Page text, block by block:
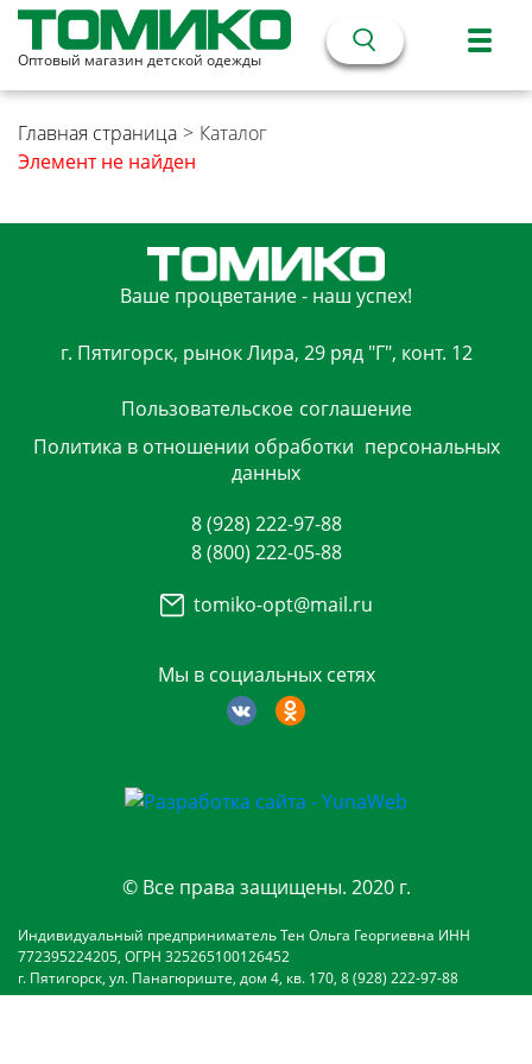
Оптовый магазин детской одежды
Главная страница > Каталог
Элемент не найден
Ваше процветание - наш успех!
г. Пятигорск, рынок Лира, 29 ряд "Г", конт. 12
Пользовательское соглашение
Политика в отношении обработки персональных
данных
Мы в социальных сетях
8 (928) 222-97-88
8 (800) 222-05-88
tomiko-opt@mail.ru
© Все права защищены. 2020 г.
Индивидуальный предприниматель Тен Ольга Георгиевна ИНН
772395224205, ОГРН 325265100126452
г. Пятигорск, ул. Панагюриште, дом 4, кв. 170, 8 (928) 222-97-88